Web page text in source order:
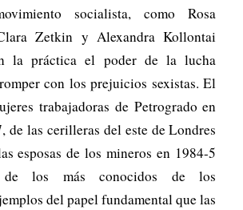
socialista, como Rosa
Zetkin y Alexandra Kollontai
la práctica el poder de la lucha
con los prejuicios sexistas. El
trabajadoras de Petrogrado en
de las cerilleras del este de Londres
esposas de los mineros en 1984-5
de los más conocidos de los
del papel fundamental que las